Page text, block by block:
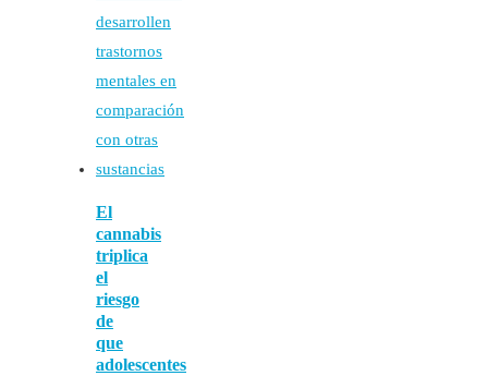
El
cannabis
triplica
el
riesgo
de
que
adolescentes